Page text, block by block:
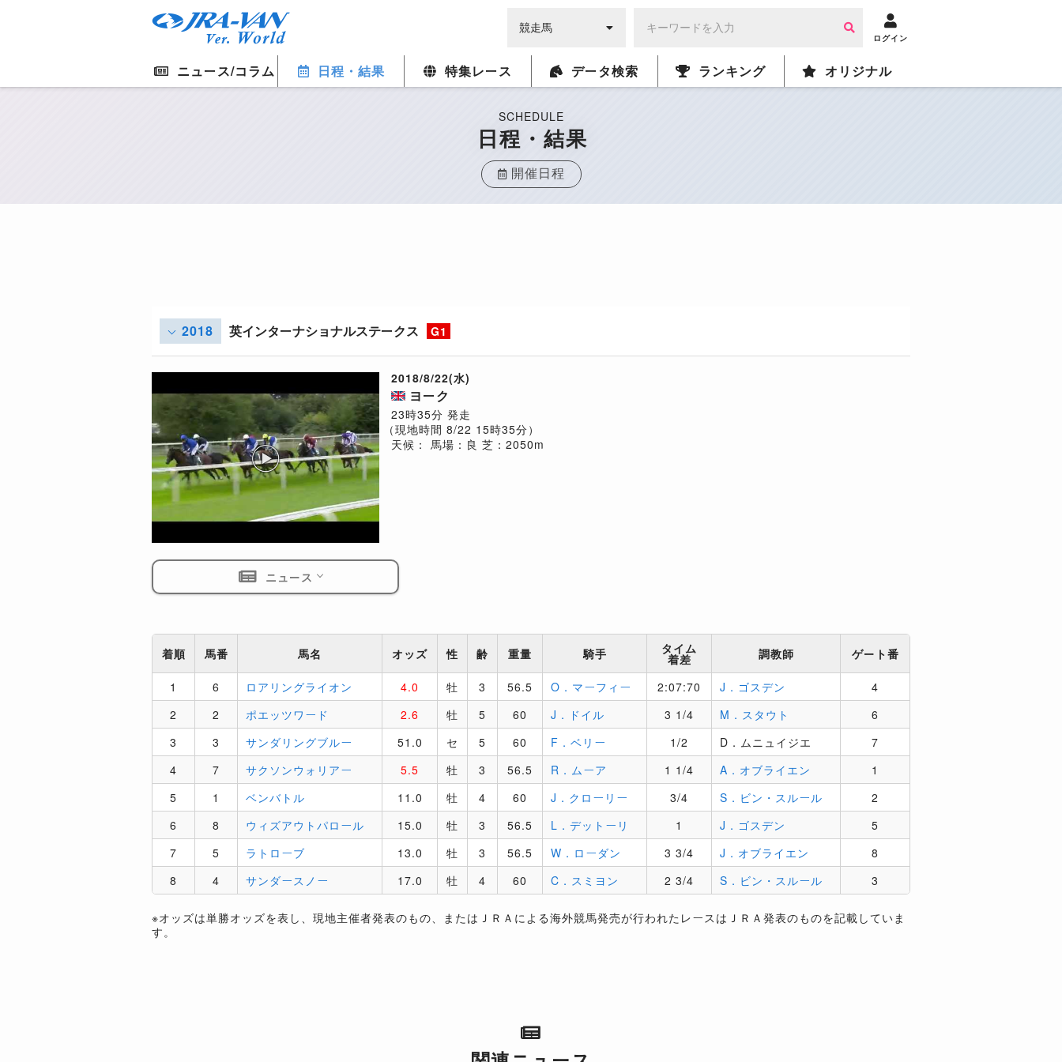
ログイン
ニュース/コラム 日程・結果 特集レース データ検索 ランキング オリジナル
SCHEDULE
日程・結果
開催日程
2018 英インターナショナルステークス G1
2018/8/22(水)
ヨーク
23時35分 発走
（現地時間 8/22 15時35分）
天候： 馬場：良 芝：2050m
ニュース
着順 馬番 馬名 オッズ 性 齢 重量 騎手 タイム
着差 調教師 ゲート番
1 6 ロアリングライオン 4.0 牡 3 56.5 O．マーフィー 2:07:70 J．ゴスデン
4
2
2 ポエッツワード 2.6 牡 5 60 J．ドイル 3 1/4 M．スタウト
6
3
3 サンダリングブルー 51.0 セ 5 60 F．ベリー 1/2 D．ムニュイジエ
7
4
7 サクソンウォリアー 5.5 牡 3 56.5 R．ムーア 1 1/4 A．オブライエン
1
5
1 ベンバトル 11.0 牡 4 60 J．クローリー 3/4 S．ビン・スルール
2
6
8 ウィズアウトパロール 15.0 牡 3 56.5 L．デットーリ 1 J．ゴスデン
5
7
5 ラトローブ 13.0 牡 3 56.5 W．ローダン 3 3/4 J．オブライエン
8
8
4 サンダースノー 17.0 牡 4 60 C．スミヨン 2 3/4 S．ビン・スルール 3
※オッズは単勝オッズを表し、現地主催者発表のもの、またはＪＲＡによる海外競馬発売が行われたレースはＪＲＡ発表のものを記載していま
す。